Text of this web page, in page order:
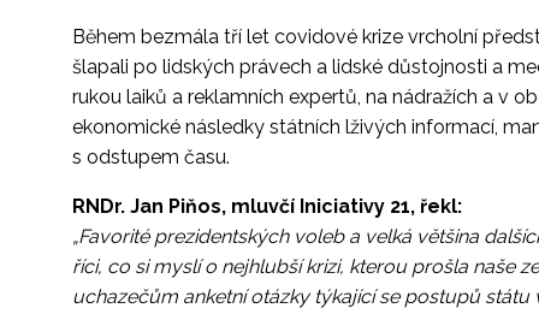
Během bezmála tří let covidové krize vrcholní
šlapali po lidských právech a lidské důstojnosti a
rukou laiků a reklamních expertů, na nádražích a v
ekonomické následky státních lživých informací,
s odstupem času.
RNDr. Jan Piňos, mluvčí Iniciativy 21, řekl:
„Favorité prezidentských voleb a velká většina
říci, co si myslí o nejhlubší krizi, kterou prošla naše
uchazečům anketní otázky týkající se postupů